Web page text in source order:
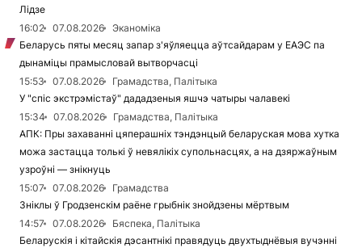
Лідзе
16:02
07.08.2026
Эканоміка
Беларусь пяты месяц запар з'яўляецца аўтсайдарам у ЕАЭС па
дынаміцы прамысловай вытворчасці
15:53
07.08.2026
Грамадства, Палітыка
У "спіс экстрэмістаў" дададзеныя яшчэ чатыры чалавекі
15:34
07.08.2026
Грамадства, Палітыка
АПК: Пры захаванні цяперашніх тэндэнцый беларуская мова хутка
можа застацца толькі ў невялікіх супольнасцях, а на дзяржаўным
узроўні — знікнуць
15:07
07.08.2026
Грамадства
Зніклы ў Гродзенскім раёне грыбнік знойдзены мёртвым
14:57
07.08.2026
Бяспека, Палітыка
Беларускія і кітайскія дэсантнікі правядуць двухтыднёвыя вучэнні